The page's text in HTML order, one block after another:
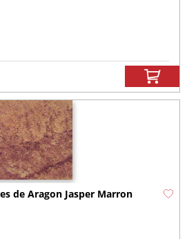
de Aragon Jasper Marron